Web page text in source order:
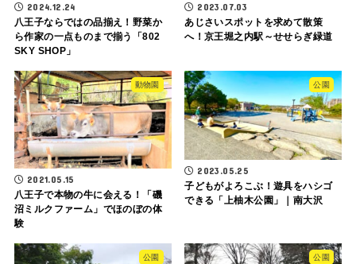
2024.12.24
八王子ならではの品揃え！野菜か
ら作家の一点ものまで揃う「802
SKY SHOP」
2023.07.03
あじさいスポットを求めて散策
へ！京王堀之内駅～せせらぎ緑道
動物園
2021.05.15
八王子で本物の牛に会える！「磯
沼ミルクファーム」でほのぼの体
験
公園
2023.05.25
子どもがよろこぶ！遊具をハシゴ
できる「上柚木公園」｜南大沢
公園 公園